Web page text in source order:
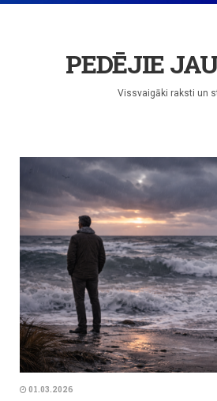
PEDĒJIE
Vissvaigāki raksti un
01.03.2026